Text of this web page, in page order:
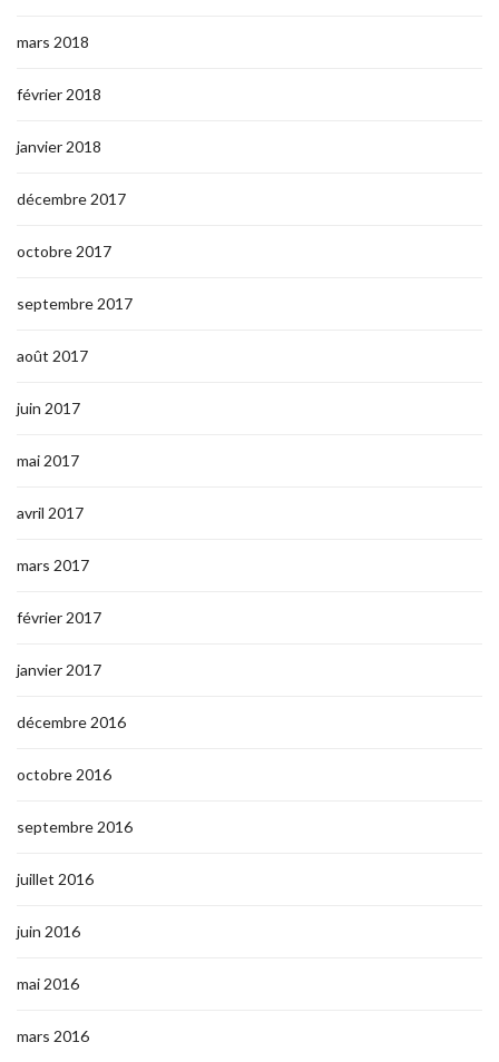
mars 2018
février 2018
janvier 2018
décembre 2017
octobre 2017
septembre 2017
août 2017
juin 2017
mai 2017
avril 2017
mars 2017
février 2017
janvier 2017
décembre 2016
octobre 2016
septembre 2016
juillet 2016
juin 2016
mai 2016
mars 2016